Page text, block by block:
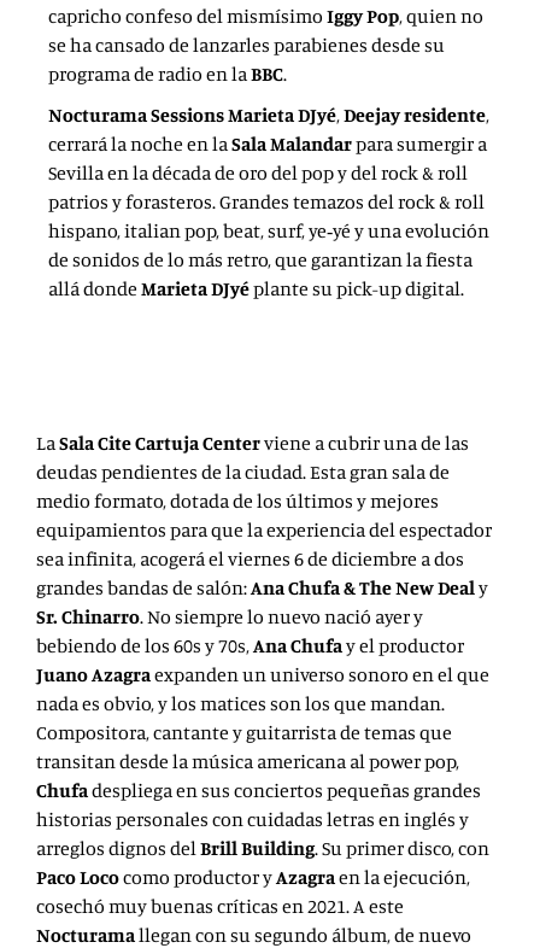
capricho confeso del mismísimo Iggy Pop, quien no
se ha cansado de lanzarles parabienes desde su
programa de radio en laBBC.
Nocturama Sessions Marieta DJyé,Deejay residente,
cerrará la noche en laSala Malandarpara sumergir a
Sevilla en la década de oro del pop y del rock & roll
patrios y forasteros. Grandes temazos del rock & roll
hispano, italian pop, beat, surf, ye‐yé y una evolución
de sonidos de lo más retro, que garantizan la fiesta
allá donde Marieta DJyéplante su pick-up digital.
LaSala Cite Cartuja Centerviene a cubrir una de las
deudas pendientes de la ciudad. Esta gran sala de
medio formato, dotada de los últimos y mejores
equipamientos para que la experiencia del espectador
sea infinita, acogerá el viernes 6 de diciembre a dos
grandes bandas de salón:Ana Chufa & The New Dealy
Sr. Chinarro. No siempre lo nuevo nació ayer y
bebiendo de los 60s y 70s,Ana Chufay el productor
Juano Azagraexpanden un universo sonoro en el que
nada es obvio, y los matices son los que mandan.
Compositora, cantante y guitarrista de temas que
transitan desde la música americana al power pop,
Chufadespliega en sus conciertos pequeñas grandes
historias personales con cuidadas letras en inglés y
arreglos dignos delBrill Building. Su primer disco, con
Paco Lococomo productor yAzagraen la ejecución,
cosechó muy buenas críticas en 2021. A este
Nocturamallegan con su segundo álbum, de nuevo